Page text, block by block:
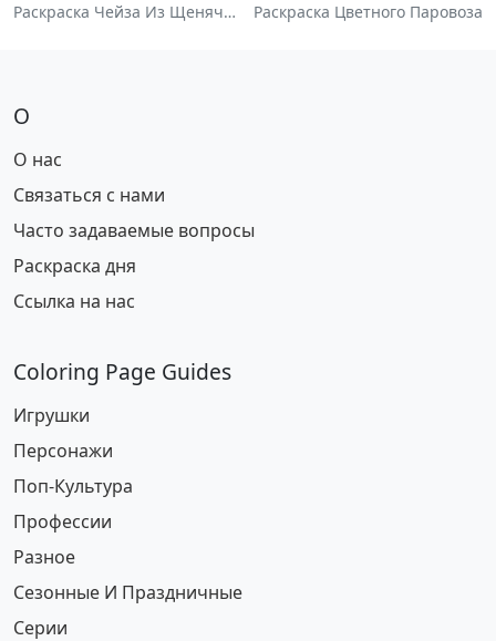
Раскраска Чейза Из Щенячьего Патруля Раскраска Цветного Паровоза
О
О нас
Связаться с нами
Часто задаваемые вопросы
Раскраска дня
Ссылка на нас
Coloring Page Guides
Игрушки
Персонажи
Поп-Культура
Профессии
Разное
Сезонные И Праздничные
Серии